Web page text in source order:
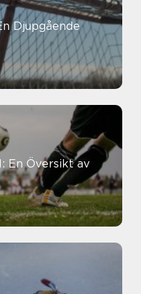
Djupgående
En Översikt av